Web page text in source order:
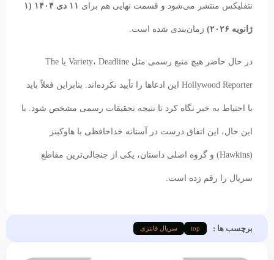
نتفلیکس منتشر می‌شود و قسمت نهایی هم برای ۱۱ دی ۱۴۰۴ (۱
ژانویه ۲۰۲۶) زمان‌بندی شده است.
در حال حاضر هیچ منبع رسمی مثل Variety، Deadline یا The
Hollywood Reporter این ادعاها را تأیید نکرده‌اند. بنابراین فعلاً باید
با احتیاط به خبر نگاه کرد تا نتیجه تحقیقات رسمی مشخص شود. با
این حال، این اتفاق درست در آستانه خداحافظی با هاوکینز
(Hawkins) و گروه اصلی داستان، یکی از جنجالی‌ترین مقاطع
سریال را رقم زده است.
برچسب ها : top سریال فانتزی